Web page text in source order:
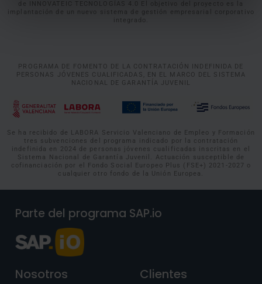
de INNOVATEIC TECNOLOGÍAS 4.0 El objetivo del proyecto es la
implantación de un nuevo sistema de gestión empresarial corporativo
integrado.
PROGRAMA DE FOMENTO DE LA CONTRATACIÓN INDEFINIDA DE
PERSONAS JÓVENES CUALIFICADAS, EN EL MARCO DEL SISTEMA
NACIONAL DE GARANTÍA JUVENIL
Se ha recibido de LABORA Servicio Valenciano de Empleo y Formación
tres subvenciones del programa indicado por la contratación
indefinida en 2024 de personas jóvenes cualificadas inscritas en el
Sistema Nacional de Garantía Juvenil. Actuación susceptible de
cofinanciación por el Fondo Social Europeo Plus (FSE+) 2021-2027 o
cualquier otro fondo de la Unión Europea.
Parte del programa SAP.io
Nosotros Clientes